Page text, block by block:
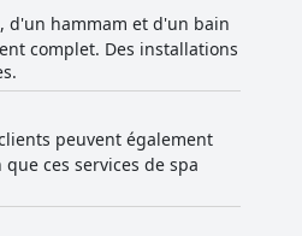
d'un hammam et d'un bain
complet. Des installations
peuvent également
ces services de spa